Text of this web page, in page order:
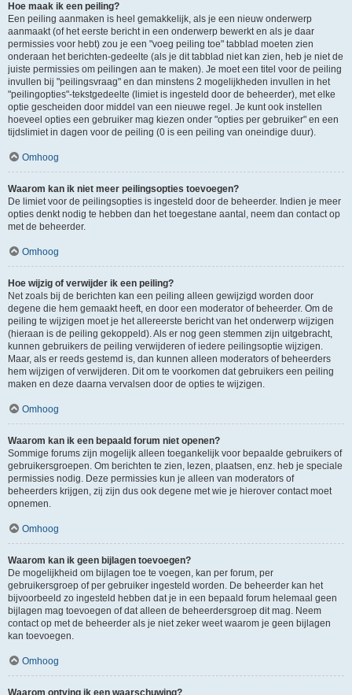
Hoe maak ik een peiling?
Een peiling aanmaken is heel gemakkelijk, als je een nieuw onderwerp
aanmaakt (of het eerste bericht in een onderwerp bewerkt en als je daar
permissies voor hebt) zou je een "voeg peiling toe" tabblad moeten zien
onderaan het berichten-gedeelte (als je dit tabblad niet kan zien, heb je niet de
juiste permissies om peilingen aan te maken). Je moet een titel voor de peiling
invullen bij "peilingsvraag" en dan minstens 2 mogelijkheden invullen in het
"peilingopties"-tekstgedeelte (limiet is ingesteld door de beheerder), met elke
optie gescheiden door middel van een nieuwe regel. Je kunt ook instellen
hoeveel opties een gebruiker mag kiezen onder "opties per gebruiker" en een
tijdslimiet in dagen voor de peiling (0 is een peiling van oneindige duur).
Omhoog
Waarom kan ik niet meer peilingsopties toevoegen?
De limiet voor de peilingsopties is ingesteld door de beheerder. Indien je meer
opties denkt nodig te hebben dan het toegestane aantal, neem dan contact op
met de beheerder.
Omhoog
Hoe wijzig of verwijder ik een peiling?
Net zoals bij de berichten kan een peiling alleen gewijzigd worden door
degene die hem gemaakt heeft, en door een moderator of beheerder. Om de
peiling te wijzigen moet je het allereerste bericht van het onderwerp wijzigen
(hieraan is de peiling gekoppeld). Als er nog geen stemmen zijn uitgebracht,
kunnen gebruikers de peiling verwijderen of iedere peilingsoptie wijzigen.
Maar, als er reeds gestemd is, dan kunnen alleen moderators of beheerders
hem wijzigen of verwijderen. Dit om te voorkomen dat gebruikers een peiling
maken en deze daarna vervalsen door de opties te wijzigen.
Omhoog
Waarom kan ik een bepaald forum niet openen?
Sommige forums zijn mogelijk alleen toegankelijk voor bepaalde gebruikers of
gebruikersgroepen. Om berichten te zien, lezen, plaatsen, enz. heb je speciale
permissies nodig. Deze permissies kun je alleen van moderators of
beheerders krijgen, zij zijn dus ook degene met wie je hierover contact moet
opnemen.
Omhoog
Waarom kan ik geen bijlagen toevoegen?
De mogelijkheid om bijlagen toe te voegen, kan per forum, per
gebruikersgroep of per gebruiker ingesteld worden. De beheerder kan het
bijvoorbeeld zo ingesteld hebben dat je in een bepaald forum helemaal geen
bijlagen mag toevoegen of dat alleen de beheerdersgroep dit mag. Neem
contact op met de beheerder als je niet zeker weet waarom je geen bijlagen
kan toevoegen.
Omhoog